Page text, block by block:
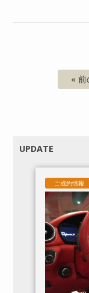
« 前
UPDATE
ご成約情報